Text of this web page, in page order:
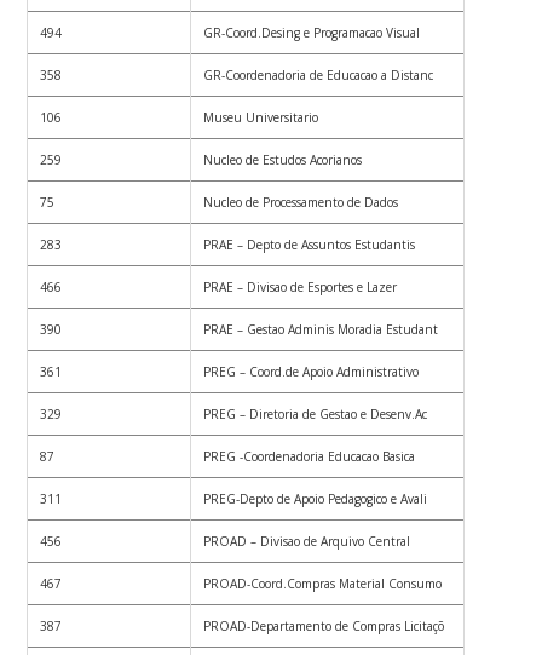
494 GR-Coord.Desing e Programacao Visual
358 GR-Coordenadoria de Educacao a Distanc
106 Museu Universitario
259 Nucleo de Estudos Acorianos
75 Nucleo de Processamento de Dados
283 PRAE – Depto de Assuntos Estudantis
466 PRAE – Divisao de Esportes e Lazer
390 PRAE – Gestao Adminis Moradia Estudant
361 PREG – Coord.de Apoio Administrativo
329 PREG – Diretoria de Gestao e Desenv.Ac
87 PREG -Coordenadoria Educacao Basica
311 PREG-Depto de Apoio Pedagogico e Avali
456 PROAD – Divisao de Arquivo Central
467 PROAD-Coord.Compras Material Consumo
387 PROAD-Departamento de Compras Licitaçõ